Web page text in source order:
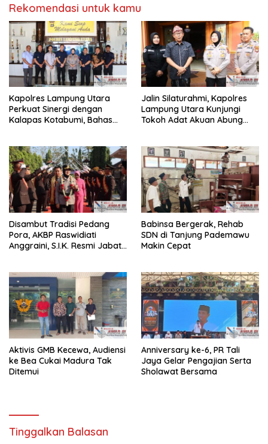
Rekomendasi untuk kamu
Kapolres Lampung Utara
Perkuat Sinergi dengan
Kalapas Kotabumi, Bahas
Jalin Silaturahmi, Kapolres
Lampung Utara Kunjungi
Tokoh Adat Akuan Abung
Disambut Tradisi Pedang
Pora, AKBP Raswidiati
Anggraini, S.I.K. Resmi Jabat
Babinsa Bergerak, Rehab
SDN di Tanjung Pademawu
Makin Cepat
Aktivis GMB Kecewa, Audiensi
ke Bea Cukai Madura Tak
Ditemui
Anniversary ke-6, PR Tali
Jaya Gelar Pengajian Serta
Sholawat Bersama
Tinggalkan Balasan